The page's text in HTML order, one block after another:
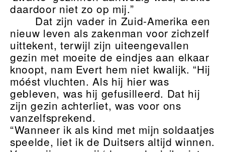
daardoor niet zo op mij.”
Dat zijn vader in Zuid-Amerika een
nieuw leven als zakenman voor zichzelf
uittekent, terwijl zijn uiteengevallen
gezin met moeite de eindjes aan elkaar
knoopt, nam Evert hem niet kwalijk. “Hij
móést vluchten. Als hij hier was
gebleven, was hij gefusilleerd. Dat hij
zijn gezin achterliet, was voor ons
vanzelfsprekend.
“Wanneer ik als kind met mijn soldaatjes
speelde, liet ik de Duitsers altijd winnen.